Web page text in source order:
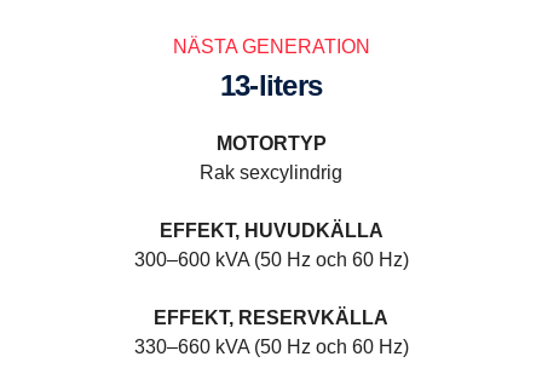
NÄSTA GENERATION
13-liters
MOTORTYP
Rak sexcylindrig
EFFEKT, HUVUDKÄLLA
300–600 kVA (50 Hz och 60 Hz)
EFFEKT, RESERVKÄLLA
330–660 kVA (50 Hz och 60 Hz)